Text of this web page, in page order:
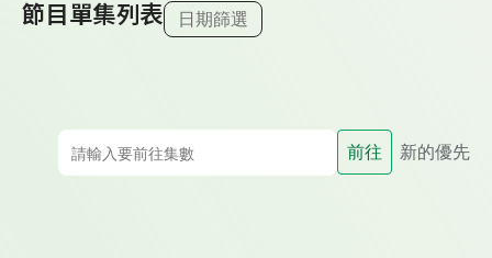
節目單集列表 日期篩選
前往 新的優先